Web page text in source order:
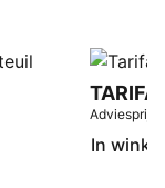
TARIFA
Adviesprijs
In